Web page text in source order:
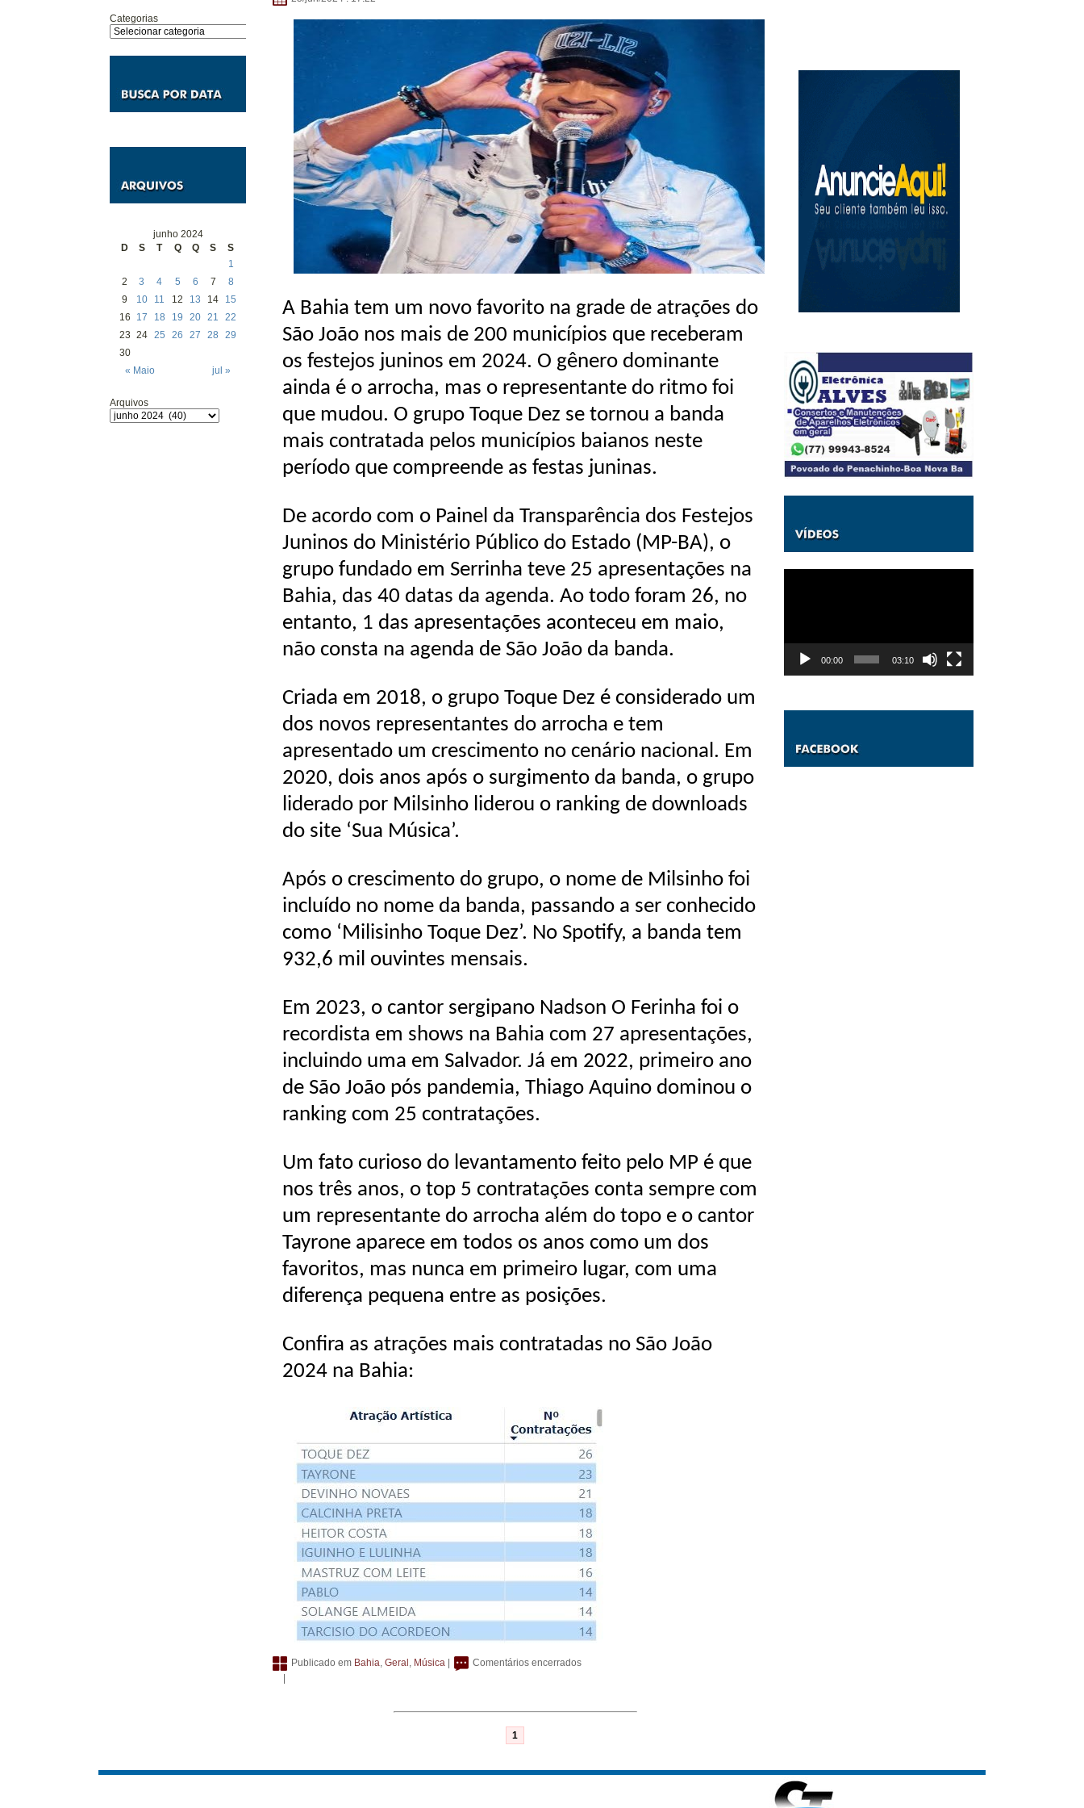
Categorias
junho 2024
D
S T Q Q S S
« Maio jul »
1
2
3 4 5 6 7
8
9
10 11 12 13 14
15
16
17 18 19 20 21
22
23 24 25 26 27 28
29
30
Arquivos
A Bahia tem um novo favorito na grade de atrações do
São João nos mais de 200 municípios que receberam
os festejos juninos em 2024. O gênero dominante
ainda é o arrocha, mas o representante do ritmo foi
que mudou. O grupo Toque Dez se tornou a banda
mais contratada pelos municípios baianos neste
período que compreende as festas juninas.
De acordo com o Painel da Transparência dos Festejos
Juninos do Ministério Público do Estado (MP-BA), o
grupo fundado em Serrinha teve 25 apresentações na
Bahia, das 40 datas da agenda. Ao todo foram 26, no
entanto, 1 das apresentações aconteceu em maio,
não consta na agenda de São João da banda.
Criada em 2018, o grupo Toque Dez é considerado um
dos novos representantes do arrocha e tem
apresentado um crescimento no cenário nacional. Em
2020, dois anos após o surgimento da banda, o grupo
liderado por Milsinho liderou o ranking de downloads
do site ‘Sua Música’.
Após o crescimento do grupo, o nome de Milsinho foi
incluído no nome da banda, passando a ser conhecido
como ‘Milisinho Toque Dez’. No Spotify, a banda tem
932,6 mil ouvintes mensais.
Em 2023, o cantor sergipano Nadson O Ferinha foi o
recordista em shows na Bahia com 27 apresentações,
incluindo uma em Salvador. Já em 2022, primeiro ano
de São João pós pandemia, Thiago Aquino dominou o
ranking com 25 contratações.
Um fato curioso do levantamento feito pelo MP é que
nos três anos, o top 5 contratações conta sempre com
um representante do arrocha além do topo e o cantor
Tayrone aparece em todos os anos como um dos
favoritos, mas nunca em primeiro lugar, com uma
diferença pequena entre as posições.
Confira as atrações mais contratadas no São João
2024 na Bahia:
Publicado em Bahia, Geral , Música
Comentários encerrados
1
00:00 03:10